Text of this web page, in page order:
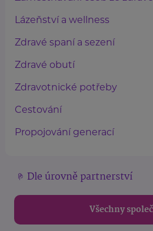
Lázeňství a wellness
Zdravé spaní a sezení
Zdravé obutí
Zdravotnické potřeby
Cestování
Propojování generací
Dle úrovně partnerství
Všechny